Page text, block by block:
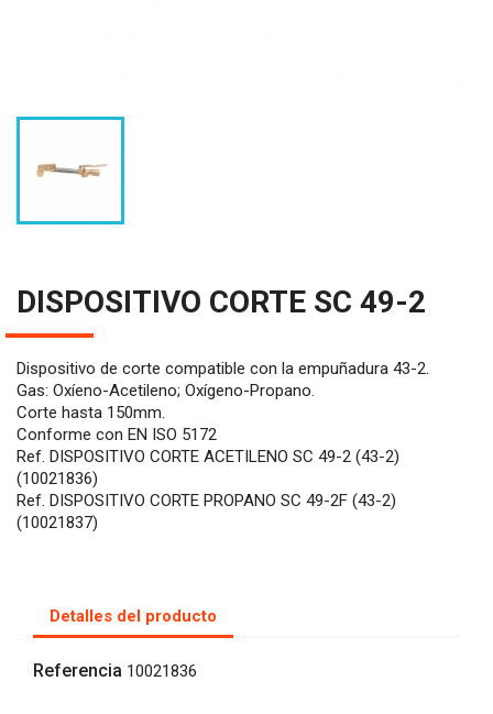
DISPOSITIVO CORTE SC 49-2
Dispositivo de corte compatible con la empuñadura 43-2.
Gas: Oxíeno-Acetileno; Oxígeno-Propano.
Corte hasta 150mm.
Conforme con EN ISO 5172
Ref. DISPOSITIVO CORTE ACETILENO SC 49-2 (43-2)
(10021836)
Ref. DISPOSITIVO CORTE PROPANO SC 49-2F (43-2)
(10021837)
Detalles del producto
Referencia 10021836